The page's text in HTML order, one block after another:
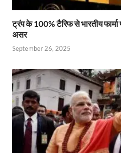
ट्रंप के 100% टैरिफ से भारतीय फार्मा
असर
September 26, 2025